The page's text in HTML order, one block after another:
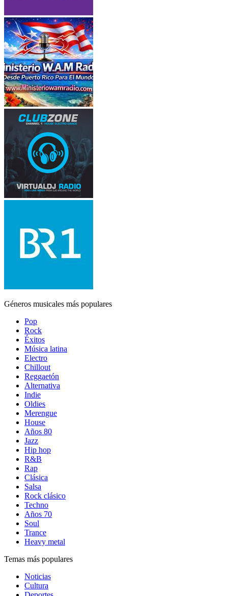
Géneros musicales más populares
Pop
Rock
Éxitos
Música latina
Electro
Chillout
Reggaetón
Alternativa
Indie
Oldies
Merengue
House
Años 80
Jazz
Hip hop
R&B
Rap
Clásica
Salsa
Rock clásico
Techno
Años 70
Soul
Trance
Heavy metal
Temas más populares
Noticias
Cultura